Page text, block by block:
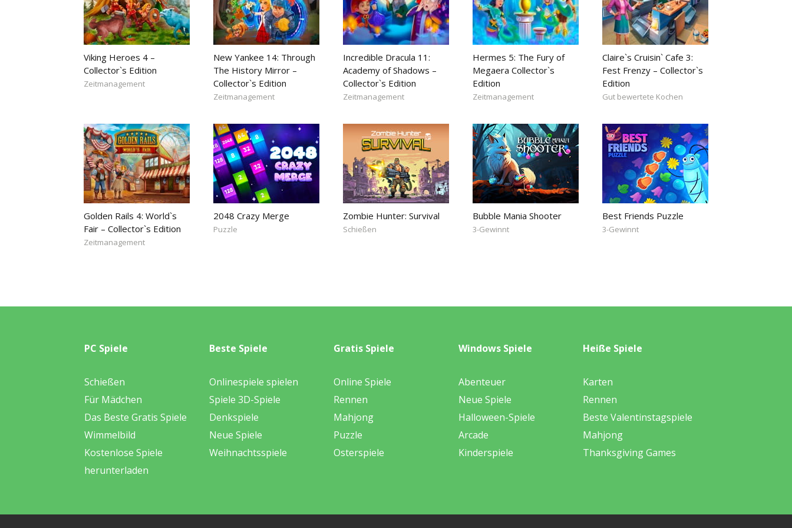
Viking Heroes 4 –
Collector`s Edition
Zeitmanagement
New Yankee 14: Through
The History Mirror –
Collector`s Edition
Zeitmanagement
Incredible Dracula 11:
Academy of Shadows –
Collector`s Edition
Zeitmanagement
Hermes 5: The Fury of
Megaera Collector`s
Edition
Zeitmanagement
Claire`s Cruisin` Cafe 3:
Fest Frenzy – Collector`s
Edition
Gut bewertete Kochen
Golden Rails 4: World`s
Fair – Collector`s Edition
Zeitmanagement
2048 Crazy Merge
Puzzle
Zombie Hunter: Survival
Schießen
Bubble Mania Shooter
3-Gewinnt
Best Friends Puzzle
3-Gewinnt
PC Spiele
Schießen
Für Mädchen
Das Beste Gratis Spiele
Wimmelbild
Kostenlose Spiele
herunterladen
Beste Spiele
Onlinespiele spielen
Spiele 3D-Spiele
Denkspiele
Neue Spiele
Weihnachtsspiele
Gratis Spiele
Online Spiele
Rennen
Mahjong
Puzzle
Osterspiele
Windows Spiele
Abenteuer
Neue Spiele
Halloween-Spiele
Arcade
Kinderspiele
Heiße Spiele
Karten
Rennen
Beste Valentinstagspiele
Mahjong
Thanksgiving Games